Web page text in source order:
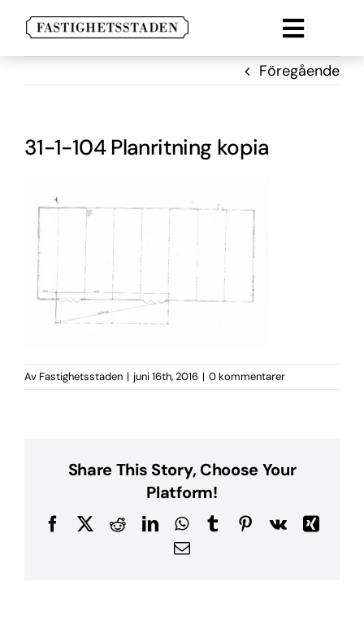
innehållet
Toggle
Lokal
Parkering
Kontakt
Föregående
31-1-104 Planritning kopia
Av Fastighetsstaden | juni 16th, 2016 | 0 kommentarer
Share This Story, Choose Your
Platform!
FacebookRedditLinkedInWhatsApp
TumblrPinterest
Vk
Xing
E-